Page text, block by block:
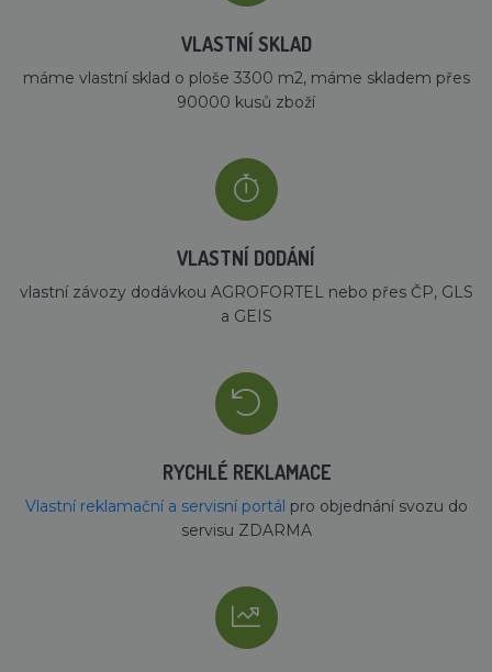
VLASTNÍ SKLAD
máme vlastní sklad o ploše 3300 m2, máme skladem přes
90000 kusů zboží
VLASTNÍ DODÁNÍ
vlastní závozy dodávkou AGROFORTEL nebo přes ČP, GLS
a GEIS
RYCHLÉ REKLAMACE
Vlastní reklamační a servisní portál pro objednání svozu do
servisu ZDARMA